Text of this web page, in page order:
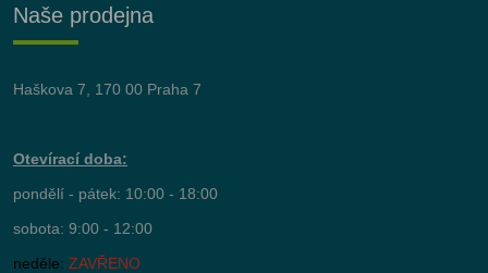
Naše prodejna
Haškova 7, 170 00 Praha 7
Otevírací doba:
pondělí - pátek: 10:00 - 18:00
sobota: 9:00 - 12:00
neděle: ZAVŘENO